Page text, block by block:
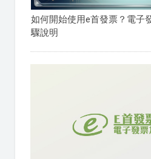
如何開始使用e首發票？電子
驟說明